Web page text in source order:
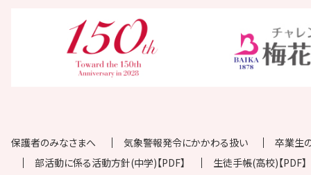
保護者のみなさまへ 気象警報発令にかかわる扱い
卒業生
部活動に係る活動方針(中学)【PDF】
生徒手帳(高校)【PDF】